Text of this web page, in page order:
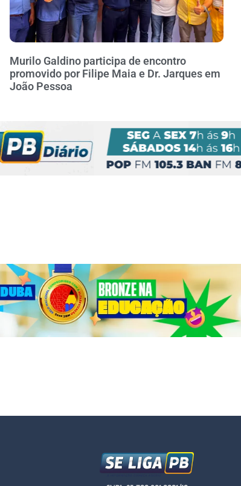
Murilo Galdino participa de encontro
promovido por Filipe Maia e Dr. Jarques em
João Pessoa